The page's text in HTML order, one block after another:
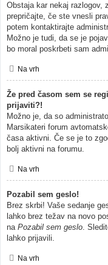
Obstaja kar nekaj razlogov,
prepričajte, če ste vnesli
potem kontaktirajte
Možno je tudi, da se je
bo moral poskrbeti sam
Na vrh
Že pred časom sem se
prijaviti?!
Možno je, da so
Marsikateri forum
časa aktivni. Če se je to
bolj aktivni na forumu.
Na vrh
Pozabil sem geslo!
Brez skrbi! Vaše sedanje
lahko brez težav na novo
na Pozabil sem geslo.
lahko prijavili.
Na vrh